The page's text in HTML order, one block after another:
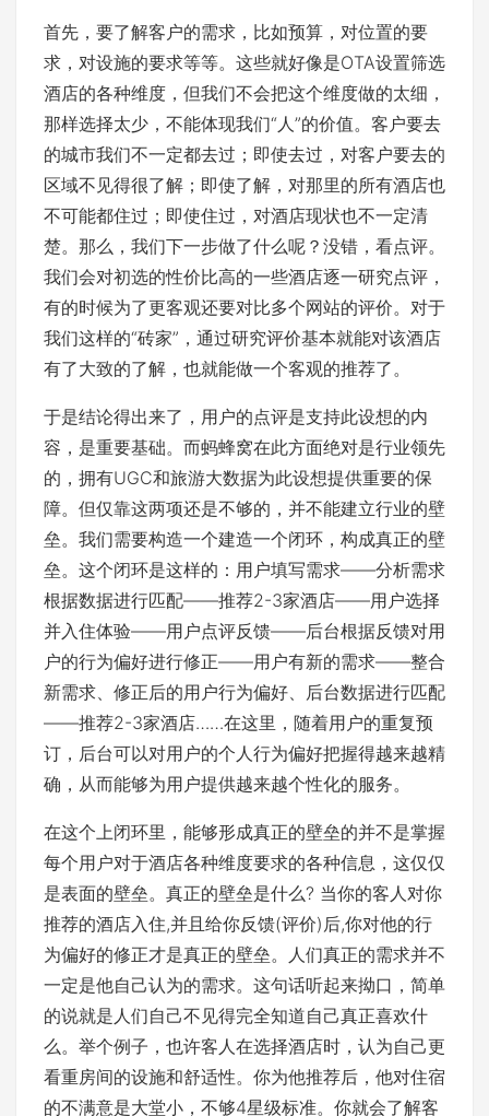
首先，要了解客户的需求，比如预算，对位置的要
求，对设施的要求等等。这些就好像是OTA设置筛选
酒店的各种维度，但我们不会把这个维度做的太细，
那样选择太少，不能体现我们“人”的价值。客户要去
的城市我们不一定都去过；即使去过，对客户要去的
区域不见得很了解；即使了解，对那里的所有酒店也
不可能都住过；即使住过，对酒店现状也不一定清
楚。那么，我们下一步做了什么呢？没错，看点评。
我们会对初选的性价比高的一些酒店逐一研究点评，
有的时候为了更客观还要对比多个网站的评价。对于
我们这样的“砖家”，通过研究评价基本就能对该酒店
有了大致的了解，也就能做一个客观的推荐了。
于是结论得出来了，用户的点评是支持此设想的内
容，是重要基础。而蚂蜂窝在此方面绝对是行业领先
的，拥有UGC和旅游大数据为此设想提供重要的保
障。但仅靠这两项还是不够的，并不能建立行业的壁
垒。我们需要构造一个建造一个闭环，构成真正的壁
垒。这个闭环是这样的：用户填写需求——分析需求
根据数据进行匹配——推荐2-3家酒店——用户选择
并入住体验——用户点评反馈——后台根据反馈对用
户的行为偏好进行修正——用户有新的需求——整合
新需求、修正后的用户行为偏好、后台数据进行匹配
——推荐2-3家酒店……在这里，随着用户的重复预
订，后台可以对用户的个人行为偏好把握得越来越精
确，从而能够为用户提供越来越个性化的服务。
在这个上闭环里，能够形成真正的壁垒的并不是掌握
每个用户对于酒店各种维度要求的各种信息，这仅仅
是表面的壁垒。真正的壁垒是什么? 当你的客人对你
推荐的酒店入住,并且给你反馈(评价)后,你对他的行
为偏好的修正才是真正的壁垒。人们真正的需求并不
一定是他自己认为的需求。这句话听起来拗口，简单
的说就是人们自己不见得完全知道自己真正喜欢什
么。举个例子，也许客人在选择酒店时，认为自己更
看重房间的设施和舒适性。你为他推荐后，他对住宿
的不满意是大堂小，不够4星级标准。你就会了解客